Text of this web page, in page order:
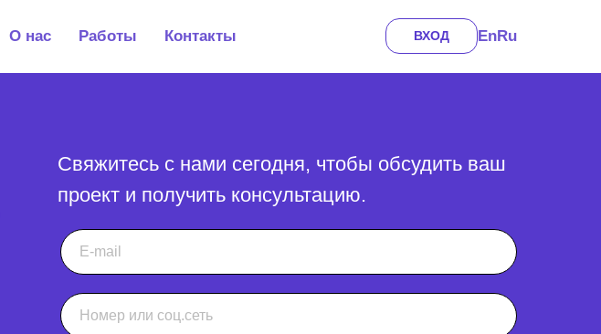
О нас Работы Контакты ВХОД EnRu
Свяжитесь с нами сегодня, чтобы обсудить ваш
проект и получить консультацию.